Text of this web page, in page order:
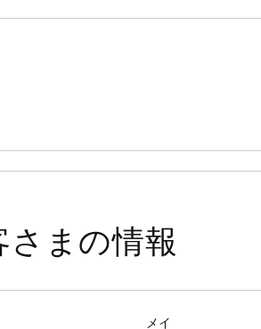
さまの情報
メイ